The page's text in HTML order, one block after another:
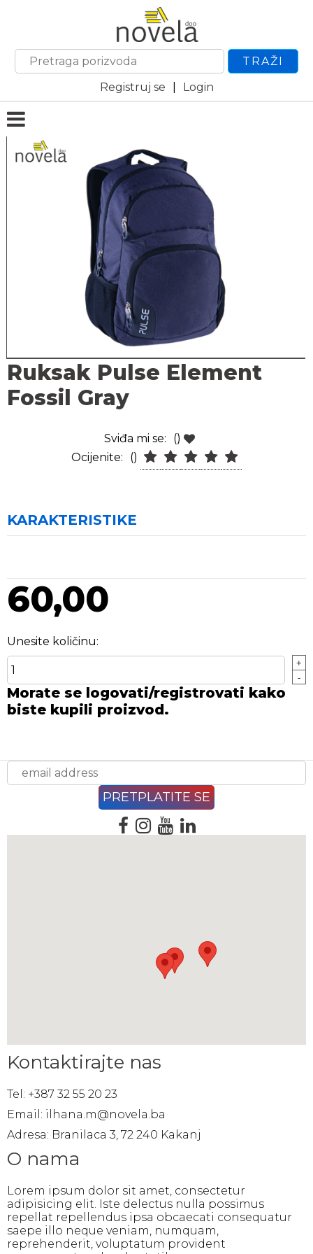
TRAŽI
Registruj se
Login
Ruksak Pulse Element
Fossil Gray
Sviđa mi se:
()
Ocijenite:
()
KARAKTERISTIKE
60,00
Unesite količinu:
+
-
Morate se logovati/registrovati kako
biste kupili proizvod.
Kontaktirajte nas
Tel: +387 32 55 20 23
Email: ilhana.m@novela.ba
Adresa: Branilaca 3, 72 240 Kakanj
O nama
Lorem ipsum dolor sit amet, consectetur
adipisicing elit. Iste delectus nulla possimus
repellat repellendus ipsa obcaecati consequatur
saepe illo neque veniam, numquam,
reprehenderit, voluptatum provident